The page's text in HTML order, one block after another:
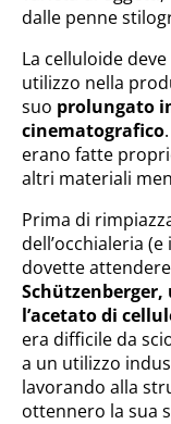
dalle penne
La celluloide
utilizzo nella
suo prolungato
cinematografico
erano fatte
altri materiali
Prima di
dell’occhialeria
dovette
l’acetato di
era difficile da
a un utilizzo
lavorando alla
ottennero la sua